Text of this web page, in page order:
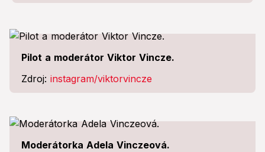
Pilot a moderátor Viktor Vincze.
Zdroj: instagram/viktorvincze
Moderátorka Adela Vinczeová.